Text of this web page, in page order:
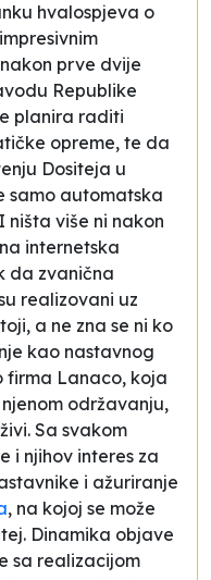
hvalospjeva o
prve dvije
Republike
planira raditi
opreme, te da
Dositeja u
samo automatska
više ni nakon
internetska
da zvanična
realizovani uz
a ne zna se ni ko
kao nastavnog
firma Lanaco, koja
održavanju,
Sa svakom
i njihov interes za
i ažuriranje
, na kojoj se može
. Dinamika objave
sa realizacijom